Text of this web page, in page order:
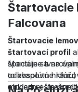
Štartovacie
Falcovana
Štartovacie
štartovací profil
špeciálne
to absolútne
modernej strešnej
Montuje sa na
odkvapovú hranu)
obkladu ešte